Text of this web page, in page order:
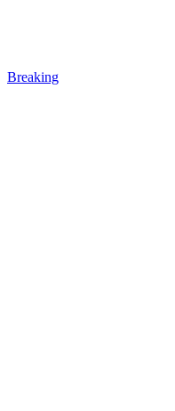
Breaking